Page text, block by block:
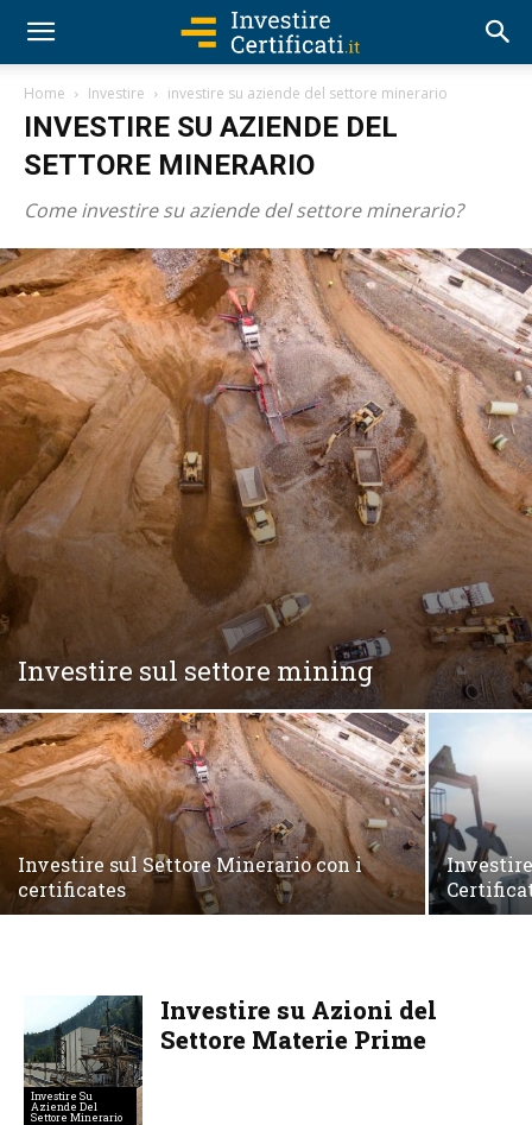
Home Investire investire su aziende del settore minerario
INVESTIRE SU AZIENDE DEL
SETTORE MINERARIO
Come investire su aziende del settore minerario?
Investire sul settore mining
Investire sul Settore Minerario con i
certificates
Investire Su
Aziende Del
Settore Minerario
Investire su Azioni del
Settore Materie Prime